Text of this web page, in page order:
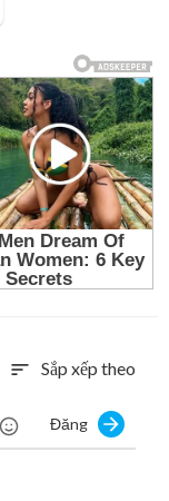
sort Sắp xếp theo
Đăng